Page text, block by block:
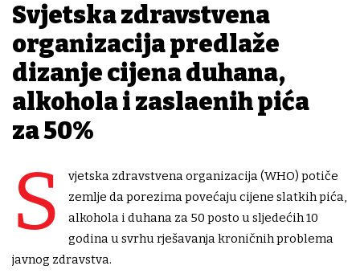
Svjetska zdravstvena
organizacija predlaže
dizanje cijena duhana,
alkohola i zaslađenih pića
za 50%
S
vjetska zdravstvena organizacija (WHO) potiče
zemlje da porezima povećaju cijene slatkih pića,
alkohola i duhana za 50 posto u sljedećih 10
godina u svrhu rješavanja kroničnih problema
javnog zdravstva.